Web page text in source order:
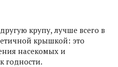
крупу, лучше всего в
крышкой: это
насекомых и
годности.